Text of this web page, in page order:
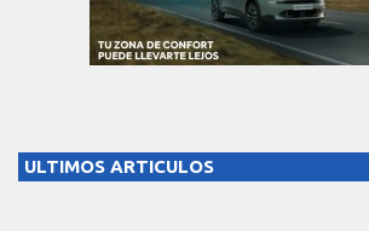
ULTIMOS ARTICULOS